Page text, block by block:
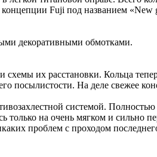
Fuji под названием «New
декоративными обмотками.
схемы их расстановки. Кольца
На деле свежее
системой.
только на очень мягком и
проблем с проходом последнего